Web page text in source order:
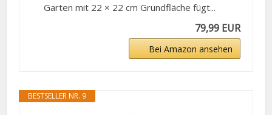
Garten mit 22 × 22 cm Grundfläche fügt...
79,99 EUR
Bei Amazon ansehen
BESTSELLER NR. 9